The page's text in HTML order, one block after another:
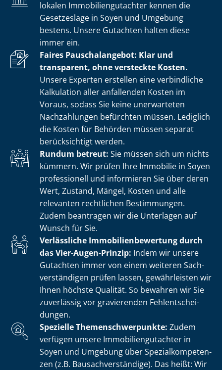
lokalen Im­mo­bi­li­en­gut­ach­ter kennen die
Gesetzeslage in Soyen und Umgebung
bestens. Unsere Gutachten halten diese
immer ein.
Faires Pauschalangebot: Klar und
transparent, ohne versteckte Kosten.
Unsere Experten erstellen eine verbindliche
Kalkulation aller anfallenden Kosten im
Voraus, sodass Sie keine unerwarteten
Nachzahlungen befürchten müssen. Lediglich
die Kosten für Behörden müssen separat
berücksichtigt werden.
Rundum betreut: Sie müssen sich um nichts
kümmern. Wir prüfen Ihre Immobilie in Soyen
professionell und informieren Sie über deren
Wert, Zustand, Mängel, Kosten und alle
relevanten rechtlichen Bestimmungen.
Zudem beantragen wir die Unterlagen auf
Wunsch für Sie.
Verlässliche Im­mo­bi­li­en­be­wer­tung durch
das Vier-Augen-Prinzip: Indem wir unsere
Gutachten immer von einem weiteren Sach­
ver­stän­di­gen prüfen lassen, gewährleisten wir
Ihnen höchste Qualität. So bewahren wir Sie
zuverlässig vor gravierenden Fehl­ent­schei­
dun­gen.
Spezielle The­men­schwer­punk­te: Zudem
verfügen unsere Im­mo­bi­li­en­gut­ach­ter in
Soyen und Umgebung über Spe­zi­al­kom­pe­ten­
zen (z.B. Bau­sach­ver­stän­di­ge). Das heißt: Wir